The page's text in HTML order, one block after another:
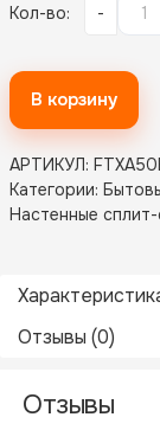
Кол-во: -
В корзину
АРТИКУЛ:
Категории:
Настенные
Отзывы (0)
Бренд Daikin
Отзывы